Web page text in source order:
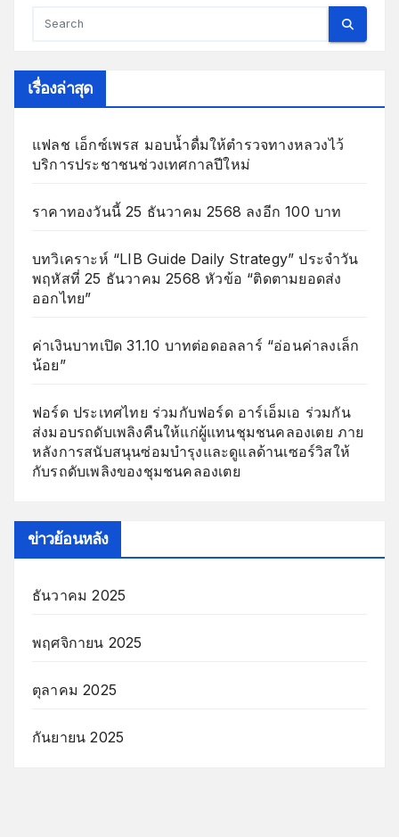
เรื่องล่าสุด
แฟลช เอ็กซ์เพรส มอบน้ำดื่มให้ตำรวจทางหลวงไว้
บริการประชาชนช่วงเทศกาลปีใหม่
ราคาทองวันนี้ 25 ธันวาคม 2568 ลงอีก 100 บาท
บทวิเคราะห์ “LIB Guide Daily Strategy” ประจำวัน
พฤหัสที่ 25 ธันวาคม 2568 หัวข้อ “ติดตามยอดส่ง
ออกไทย”
ค่าเงินบาทเปิด 31.10 บาทต่อดอลลาร์ “อ่อนค่าลงเล็ก
น้อย”
ฟอร์ด ประเทศไทย ร่วมกับฟอร์ด อาร์เอ็มเอ ร่วมกัน
ส่งมอบรถดับเพลิงคืนให้แก่ผู้แทนชุมชนคลองเตย ภาย
หลังการสนับสนุนซ่อมบำรุงและดูแลด้านเซอร์วิสให้
กับรถดับเพลิงของชุมชนคลองเตย
ข่าวย้อนหลัง
ธันวาคม 2025
พฤศจิกายน 2025
ตุลาคม 2025
กันยายน 2025